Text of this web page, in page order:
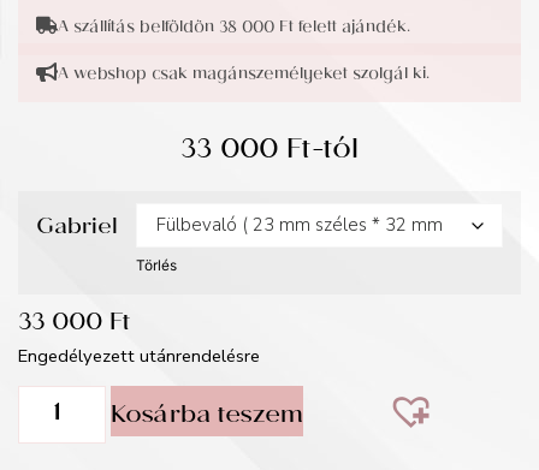
A szállítás belföldön 38 000 Ft felett ajándék.
A webshop csak magánszemélyeket szolgál ki.
33 000Ft-tól
Gabriel
Törlés
33 000Ft
Engedélyezett utánrendelésre
Kosárba teszem